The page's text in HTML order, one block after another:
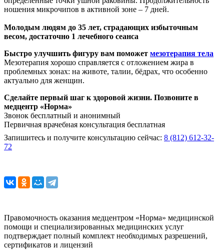
ношения микрочипов в активной зоне – 7 дней.
Молодым людям до 35 лет, страдающих избыточным
весом, достаточно 1 лечебного сеанса
Быстро улучшить фигуру вам поможет мезотерапия тела
Мезотерапия хорошо справляется с отложением жира в
проблемных зонах: на животе, талии, бёдрах, что особенно
актуально для женщин.
Сделайте первый шаг к здоровой жизни. Позвоните в
медцентр «Норма»
Звонок бесплатный и анонимный
Первичная врачебная консультация бесплатная
Запишитесь и получите консультацию сейчас: 8 (812) 612-32-
72
Правомочность оказания медцентром «Норма» медицинской
помощи и специализированных медицинских услуг
подтверждает полный комплект необходимых разрешений,
сертификатов и лицензий